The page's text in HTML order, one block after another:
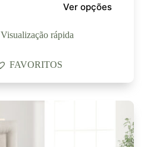
Ver opções
Visualização rápida
FAVORITOS